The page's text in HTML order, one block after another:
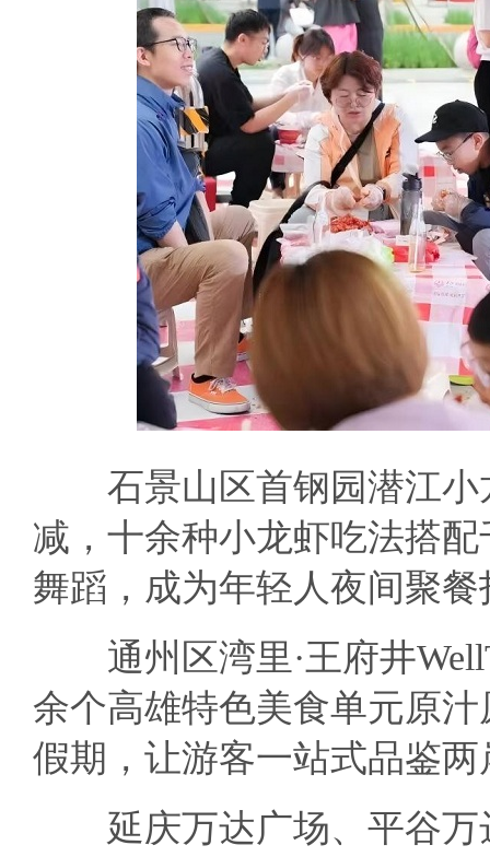
石景山区首钢园潜江小
减，十余种小龙虾吃法搭
舞蹈，成为年轻人夜间聚
通州区湾里·王府井
余个高雄特色美食单元原
假期，让游客一站式品鉴两
延庆万达广场、平谷万